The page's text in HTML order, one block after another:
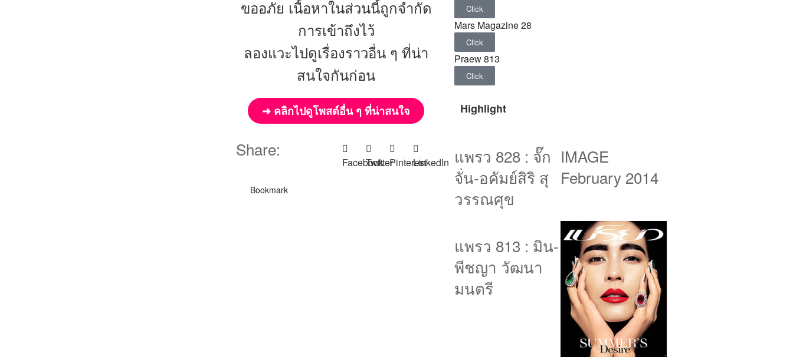
ขออภัย เนื้อหาในส่วนนี้ถูกจำกัด
การเข้าถึงไว้
ลองแวะไปดูเรื่องราวอื่น ๆ ที่น่า
สนใจกันก่อน
➜ คลิกไปดูโพสต์อื่น ๆ ที่น่าสนใจ
Share:
Facebook
TwitterPinterestLinkedIn
Bookmark
Click
Mars Magazine 28
Click
Praew 813
Click
Highlight
แพรว 828 : จั๊ก
จั่น-อคัมย์สิริ สุ
วรรณศุข
IMAGE
February 2014
แพรว 813 : มิน-
พีชญา วัฒนา
มนตรี